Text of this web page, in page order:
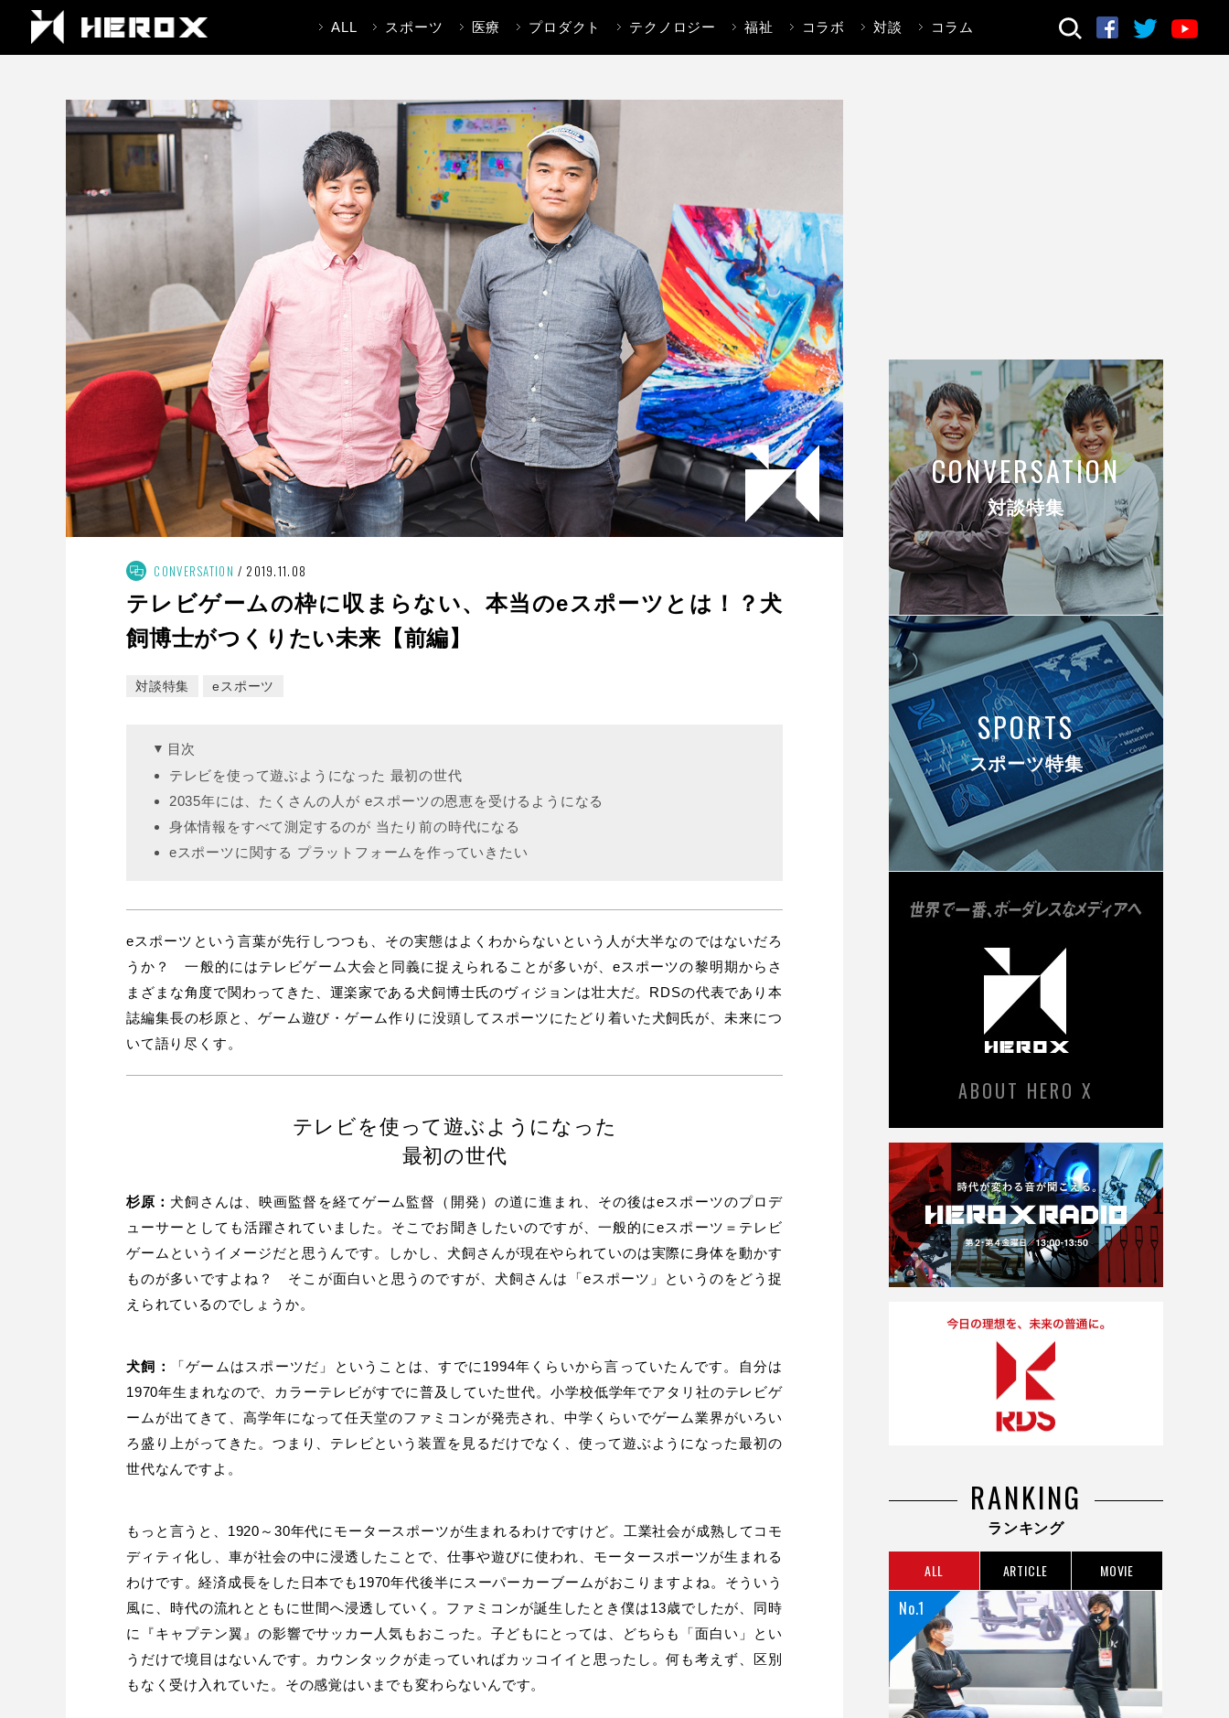
ALL スポーツ 医療 プロダクト テクノロジー 福祉 コラボ 対談 コラム 検索
CONVERSATION 2019.11.08
テレビゲームの枠に収まらない、本当のeスポーツとは！？犬
飼博士がつくりたい未来【前編】
対談特集 eスポーツ
目次
テレビを使って遊ぶようになった 最初の世代
2035年には、たくさんの人が eスポーツの恩恵を受けるようになる
身体情報をすべて測定するのが 当たり前の時代になる
eスポーツに関する プラットフォームを作っていきたい
eスポーツという言葉が先行しつつも、その実態はよくわからないという人が大半なのではないだろ
うか？ 一般的にはテレビゲーム大会と同義に捉えられることが多いが、eスポーツの黎明期からさ
まざまな角度で関わってきた、運楽家である犬飼博士氏のヴィジョンは壮大だ。RDSの代表であり本
誌編集長の杉原と、ゲーム遊び・ゲーム作りに没頭してスポーツにたどり着いた犬飼氏が、未来につ
いて語り尽くす。
テレビを使って遊ぶようになった
最初の世代
杉原： 犬飼さんは、映画監督を経てゲーム監督（開発）の道に進まれ、その後はeスポーツのプロデ
ューサーとしても活躍されていました。そこでお聞きしたいのですが、一般的にeスポーツ＝テレビ
ゲームというイメージだと思うんです。しかし、犬飼さんが現在やられていのは実際に身体を動かす
ものが多いですよね？ そこが面白いと思うのですが、犬飼さんは「eスポーツ」というのをどう捉
えられているのでしょうか。
犬飼：
「ゲームはスポーツだ」ということは、すでに1994年くらいから言っていたんです。自分は
1970年生まれなので、カラーテレビがすでに普及していた世代。小学校低学年でアタリ社のテレビゲ
ームが出てきて、高学年になって任天堂のファミコンが発売され、中学くらいでゲーム業界がいろい
ろ盛り上がってきた。つまり、テレビという装置を見るだけでなく、使って遊ぶようになった最初の
世代なんですよ。
もっと言うと、1920～30年代にモータースポーツが生まれるわけですけど。工業社会が成熟してコモ
ディティ化し、車が社会の中に浸透したことで、仕事や遊びに使われ、モータースポーツが生まれる
わけです。経済成長をした日本でも1970年代後半にスーパーカーブームがおこりますよね。そういう
風に、時代の流れとともに世間へ浸透していく。ファミコンが誕生したとき僕は13歳でしたが、同時
に『キャプテン翼』の影響でサッカー人気もおこった。子どもにとっては、どちらも「面白い」とい
うだけで境目はないんです。カウンタックが走っていればカッコイイと思ったし。何も考えず、区別
もなく受け入れていた。その感覚はいまでも変わらないんです。
CONVERSATION
対談特集
SPORTS
スポーツ特集
ABOUT HERO X
RANKING
ランキング
ALL ARTICLE MOVIE